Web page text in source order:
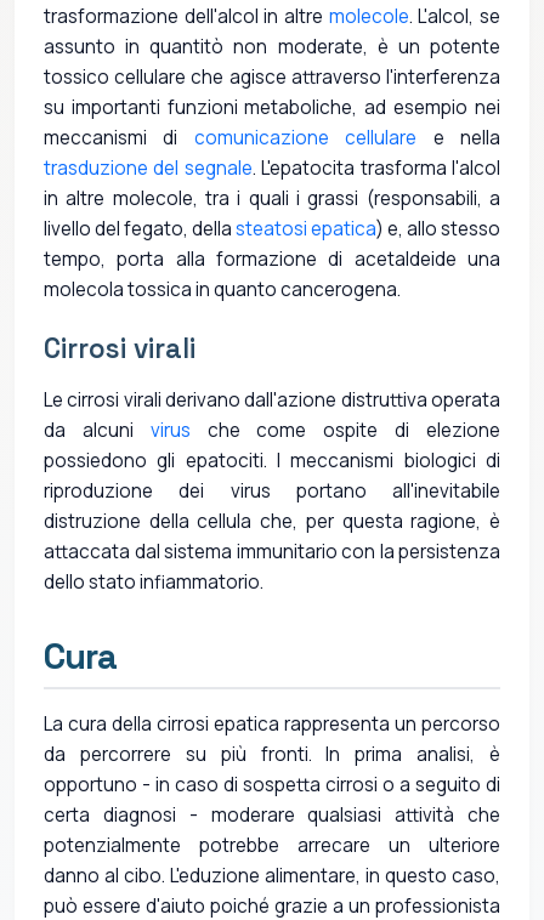
trasformazione dell'alcol in altre molecole. L'alcol, se
assunto in quantitò non moderate, è un potente
tossico cellulare che agisce attraverso l'interferenza
su importanti funzioni metaboliche, ad esempio nei
meccanismi di comunicazione cellulare e nella
trasduzione del segnale. L'epatocita trasforma l'alcol
in altre molecole, tra i quali i grassi (responsabili, a
livello del fegato, dellasteatosi epatica) e, allo stesso
tempo, porta alla formazione di acetaldeide una
molecola tossica in quanto cancerogena.
Cirrosi virali
Le cirrosi virali derivano dall'azione distruttiva operata
da alcuni virus che come ospite di elezione
possiedono gli epatociti. I meccanismi biologici di
riproduzione dei virus portano all'inevitabile
distruzione della cellula che, per questa ragione, è
attaccata dal sistema immunitario con la persistenza
dello stato infiammatorio.
Cura
La cura della cirrosi epatica rappresenta un percorso
da percorrere su più fronti. In prima analisi, è
opportuno - in caso di sospetta cirrosi o a seguito di
certa diagnosi - moderare qualsiasi attività che
potenzialmente potrebbe arrecare un ulteriore
danno al cibo. L'eduzione alimentare, in questo caso,
può essere d'aiuto poiché grazie a un professionista